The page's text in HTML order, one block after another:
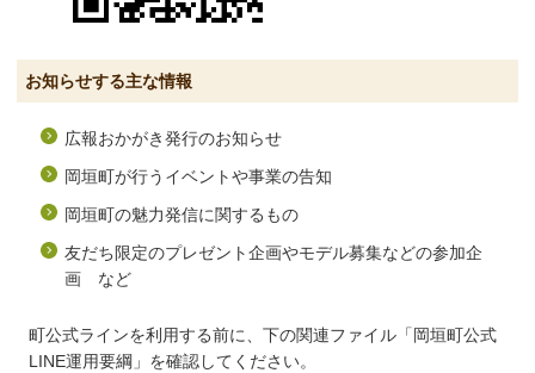
お知らせする主な情報
広報おかがき発行のお知らせ
岡垣町が行うイベントや事業の告知
岡垣町の魅力発信に関するもの
友だち限定のプレゼント企画やモデル募集などの参加企
画 など
町公式ラインを利用する前に、下の関連ファイル「岡垣町公式
LINE運用要綱」を確認してください。